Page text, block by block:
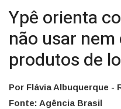
Ypê orienta
não usar
produtos de
Por Flávia Albuquerque -
Fonte: Agência Brasil